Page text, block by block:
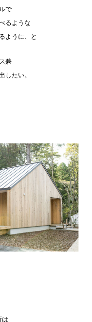
で
るような
ように、と
兼
したい。
は